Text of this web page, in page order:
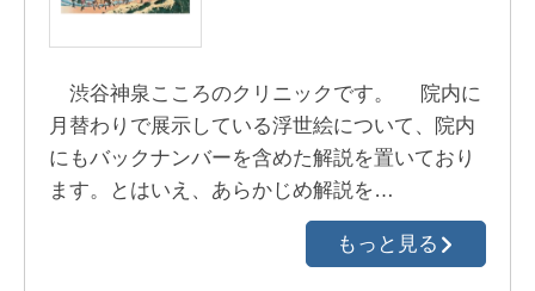
渋谷神泉こころのクリニックです。 院内に
月替わりで展示している浮世絵について、院内
にもバックナンバーを含めた解説を置いており
ます。とはいえ、あらかじめ解説を…
もっと見る